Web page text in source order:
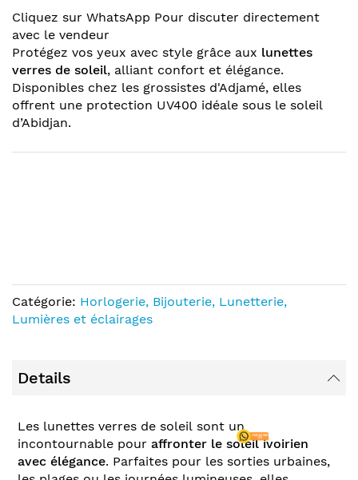
images
gallery
Cliquez sur WhatsApp Pour discuter directement
avec le vendeur
Protégez vos yeux avec style grâce aux lunettes
verres de soleil, alliant confort et élégance.
Disponibles chez les grossistes d'Adjamé, elles
offrent une protection UV400 idéale sous le soleil
d’Abidjan.
Catégorie: Horlogerie, Bijouterie, Lunetterie,
Lumières et éclairages
Details
Les lunettes verres de soleil sont un
incontournable pour affronter le soleil ivoirien
avec élégance. Parfaites pour les sorties urbaines,